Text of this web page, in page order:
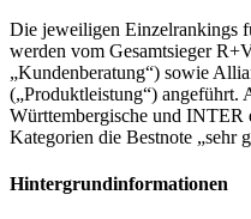
Die jeweiligen Einzelrankings
werden vom Gesamtsieger
„Kundenberatung“) sowie
(„Produktleistung“)
Württembergische und INTER
Kategorien die Bestnote „sehr
Hintergrundinformationen